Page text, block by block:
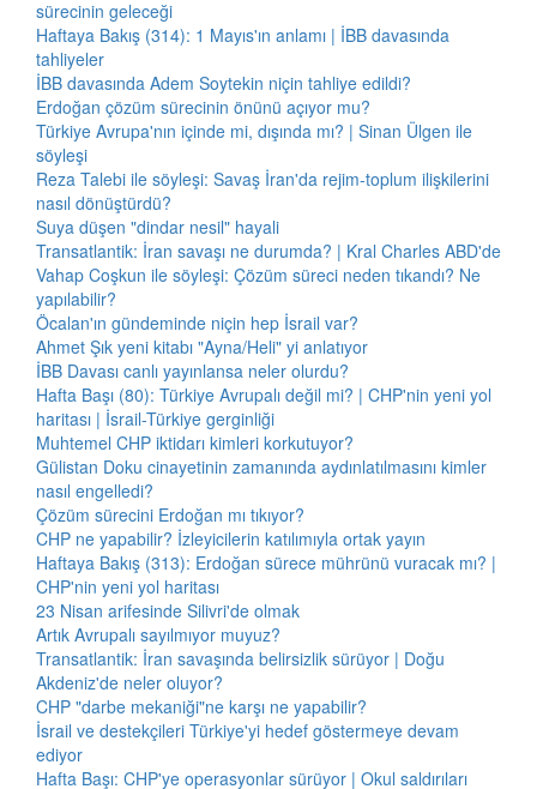
sürecinin geleceği
Haftaya Bakış (314): 1 Mayıs'ın anlamı | İBB davasında
tahliyeler
İBB davasında Adem Soytekin niçin tahliye edildi?
Erdoğan çözüm sürecinin önünü açıyor mu?
Türkiye Avrupa'nın içinde mi, dışında mı? | Sinan Ülgen ile
söyleşi
Reza Talebi ile söyleşi: Savaş İran'da rejim-toplum ilişkilerini
nasıl dönüştürdü?
Suya düşen "dindar nesil" hayali
Transatlantik: İran savaşı ne durumda? | Kral Charles ABD'de
Vahap Coşkun ile söyleşi: Çözüm süreci neden tıkandı? Ne
yapılabilir?
Öcalan'ın gündeminde niçin hep İsrail var?
Ahmet Şık yeni kitabı "Ayna/Heli" yi anlatıyor
İBB Davası canlı yayınlansa neler olurdu?
Hafta Başı (80): Türkiye Avrupalı değil mi? | CHP'nin yeni yol
haritası | İsrail-Türkiye gerginliği
Muhtemel CHP iktidarı kimleri korkutuyor?
Gülistan Doku cinayetinin zamanında aydınlatılmasını kimler
nasıl engelledi?
Çözüm sürecini Erdoğan mı tıkıyor?
CHP ne yapabilir? İzleyicilerin katılımıyla ortak yayın
Haftaya Bakış (313): Erdoğan sürece mührünü vuracak mı? |
CHP'nin yeni yol haritası
23 Nisan arifesinde Silivri'de olmak
Artık Avrupalı sayılmıyor muyuz?
Transatlantik: İran savaşında belirsizlik sürüyor | Doğu
Akdeniz'de neler oluyor?
CHP "darbe mekaniği"ne karşı ne yapabilir?
İsrail ve destekçileri Türkiye'yi hedef göstermeye devam
ediyor
Hafta Başı: CHP'ye operasyonlar sürüyor | Okul saldırıları